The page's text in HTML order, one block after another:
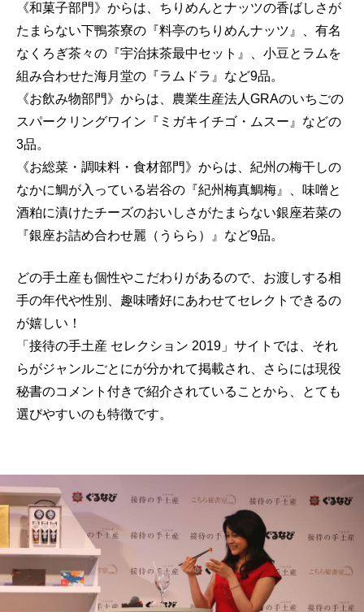
《和菓子部門》からは、ちりめんとナッツの香ばしさが
たまらない下鴨茶寮の『料亭のちりめんナッツ』、有名
なくろぎ茶々の『宇治抹茶最中セット』、小豆とラムを
組み合わせた海月堂の『ラムドラ』など9品。
《お飲み物部門》からは、農業生産法人GRAのいちごの
スパークリングワイン『ミガキイチゴ・ムスー』などの
3品。
《お総菜・調味料・食材部門》からは、紀州の梅干しの
なかに鯛が入っている岩谷の『紀州梅真鯛梅』、味噌と
酒粕に漬けたチーズのおいしさがたまらない銀座若菜の
『銀座お詰め合わせ麗（うらら）』など9品。
どの手土産も個性やこだわりがあるので、お渡しする相
手の年代や性別、趣味嗜好にあわせてセレクトできるの
が嬉しい！
「接待の手土産 セレクション 2019」サイトでは、それ
らがジャンルごとにが分かれて掲載され、さらには現役
秘書のコメント付きで紹介されていることから、とても
選びやすいのも特徴です。